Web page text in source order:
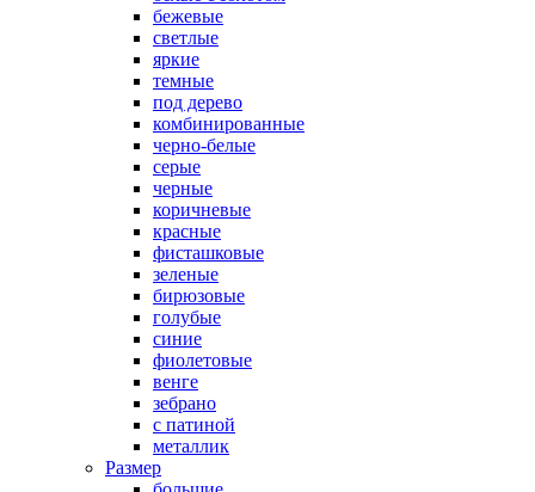
бежевые
светлые
яркие
темные
под дерево
комбинированные
черно-белые
серые
черные
коричневые
красные
фисташковые
зеленые
бирюзовые
голубые
синие
фиолетовые
венге
зебрано
с патиной
металлик
Размер